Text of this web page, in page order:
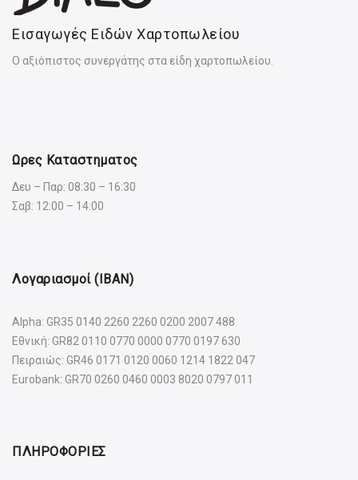
Εισαγωγές Ειδών Χαρτοπωλείου
Ο αξιόπιστος συνεργάτης στα είδη χαρτοπωλείου.
Ωρες Καταστηματος
Δευ – Παρ: 08:30 – 16:30
Σαβ: 12:00 – 14:00
Λογαριασμοί (IBAN)
Alpha: GR35 0140 2260 2260 0200 2007 488
Εθνική: GR82 0110 0770 0000 0770 0197 630
Πειραιώς: GR46 0171 0120 0060 1214 1822 047
Eurobank: GR70 0260 0460 0003 8020 0797 011
ΠΛΗΡΟΦΟΡΙΕΣ